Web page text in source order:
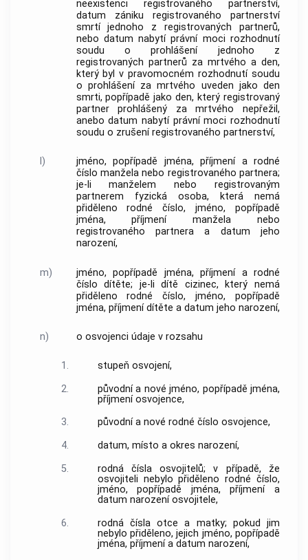
neexistenci registrovaného partnerství,
datum zániku registrovaného partnerství
smrtí jednoho z registrovaných partnerů,
nebo datum nabytí právní moci rozhodnutí
soudu o prohlášení jednoho z
registrovaných partnerů za mrtvého a den,
který byl v pravomocném rozhodnutí soudu
o prohlášení za mrtvého uveden jako den
smrti, popřípadě jako den, který registrovaný
partner prohlášený za mrtvého nepřežil,
anebo datum nabytí právní moci rozhodnutí
soudu o zrušení registrovaného partnerství,
l)
jméno, popřípadě jména, příjmení a rodné
číslo manžela nebo registrovaného partnera;
je-li manželem nebo registrovaným
partnerem fyzická osoba, která nemá
přiděleno rodné číslo, jméno, popřípadě
jména, příjmení manžela nebo
registrovaného partnera a datum jeho
narození,
m)
jméno, popřípadě jména, příjmení a rodné
číslo dítěte; je-li dítě cizinec, který nemá
přiděleno rodné číslo, jméno, popřípadě
jména, příjmení dítěte a datum jeho narození,
n) o osvojenci údaje v rozsahu
1.
stupeň osvojení,
2.
původní a nové jméno, popřípadě jména,
příjmení osvojence,
3.
původní a nové rodné číslo osvojence,
4.
datum, místo a okres narození,
5.
rodná čísla osvojitelů; v případě, že
osvojiteli nebylo přiděleno rodné číslo,
jméno, popřípadě jména, příjmení a
datum narození osvojitele,
6.
rodná čísla otce a matky; pokud jim
nebylo přiděleno, jejich jméno, popřípadě
jména, příjmení a datum narození,